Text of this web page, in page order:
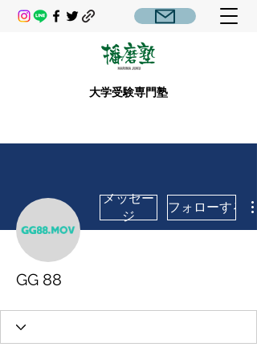
大学受験専門塾
メッセー
ジ
フォローする
GG 88